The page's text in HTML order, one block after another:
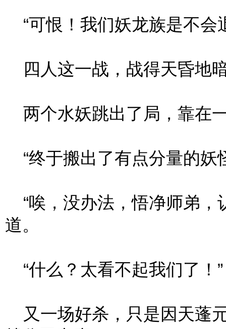
“可恨！我们妖龙族是不会
四人这一战，战得天昏地
两个水妖跳出了局，靠在
“终于搬出了有点分量的妖
“唉，没办法，悟净师弟，
道。
“什么？太看不起我们了！”
又一场好杀，只是因天蓬